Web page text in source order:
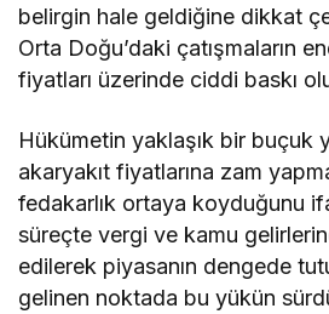
belirgin hale geldiğine dikkat
Orta Doğu’daki çatışmaların
fiyatları üzerinde ciddi baskı
Hükümetin yaklaşık bir buçuk
akaryakıt fiyatlarına zam
fedakarlık ortaya koyduğunu
süreçte vergi ve kamu
edilerek piyasanın dengede
gelinen noktada bu yükün